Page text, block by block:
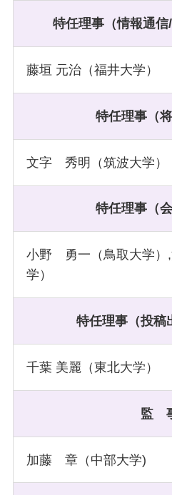
特任理事（情報通信
藤垣 元治（福井大学）
特任理事（将
文字 秀明（筑波大学）
特任理事（会
小野 勇一（鳥取大学
学）
特任理事（投稿
千葉 美麗（東北大学）
監
加藤 章（中部大学)